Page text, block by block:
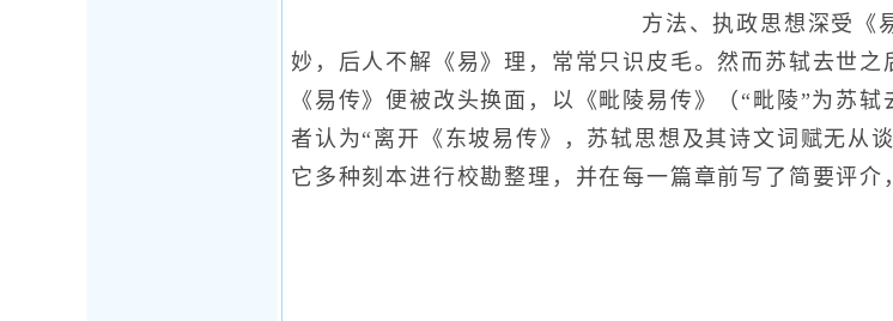
方法、执政思想深受《
妙，后人不解《易》理，常常只识皮毛。然而苏轼去世
《易传》便被改头换面，以《毗陵易传》（“毗陵”为苏
者认为“离开《东坡易传》，苏轼思想及其诗文词赋无从
它多种刻本进行校勘整理，并在每一篇章前写了简要评介